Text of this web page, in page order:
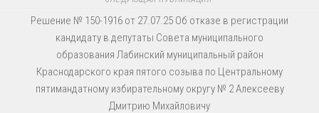
Решение № 150-1916 от 27.07.25 Об отказе в регистрации
кандидату в депутаты Совета муниципального
образования Лабинский муниципальный район
Краснодарского края пятого созыва по Центральному
пятимандатному избирательному округу № 2 Алексееву
Дмитрию Михайловичу